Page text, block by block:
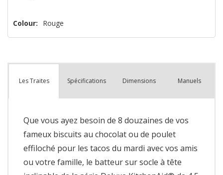
n’en
reste
que
Colour: Rouge
Les Traites Spécifications Dimensions Manuels
Que vous ayez besoin de 8 douzaines de vos
fameux biscuits au chocolat ou de poulet
effiloché pour les tacos du mardi avec vos amis
ou votre famille, le batteur sur socle à tête